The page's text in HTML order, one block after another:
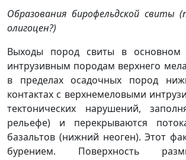
Образования бирофельдской свиты
олигоцен?)
Выходы пород свиты в основном
интрузивным породам верхнего
в пределах осадочных пород
контактах с верхнемеловыми
тектонических нарушений,
рельефе) и перекрываются
базальтов (нижний неоген). Этот
бурением. Поверхность